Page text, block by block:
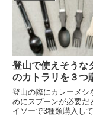
登山で使えそうな
のカトラリを３つ
登山の際にカレーメシ
めにスプーンが必要だ
イソーで3種類購入し